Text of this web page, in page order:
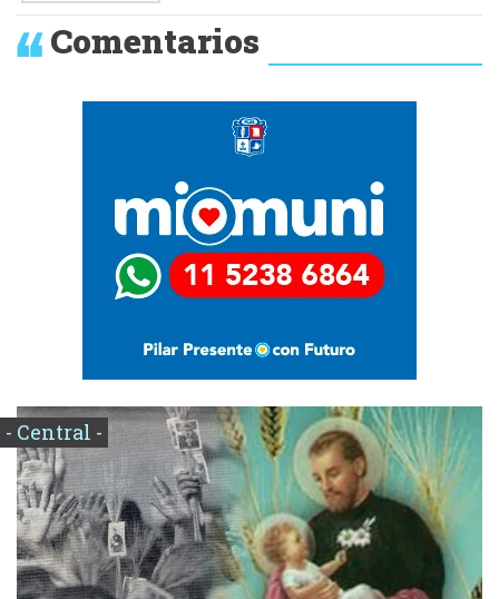
Comentarios
- Central -